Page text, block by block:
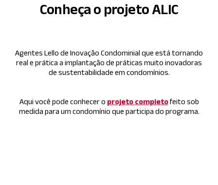
Conheça o projeto ALIC
Agentes Lello de Inovação Condominial que está tornando
real e prática a implantação de práticas muito inovadoras
de sustentabilidade em condomínios.
Aqui você pode conhecer o projeto completofeito sob
medida para um condomínio que participa do programa.